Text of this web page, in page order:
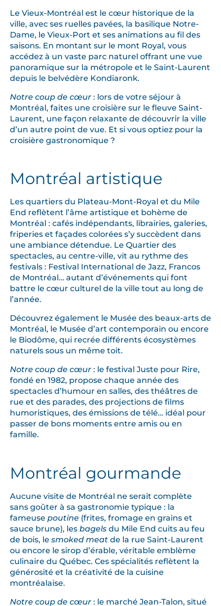
Le Vieux-Montréal est le cœur historique de la
ville, avec ses ruelles pavées, la basilique Notre-
Dame, le Vieux-Port et ses animations au fil des
saisons. En montant sur le mont Royal, vous
accédez à un vaste parc naturel offrant une vue
panoramique sur la métropole et le Saint-Laurent
depuis le belvédère Kondiaronk.
Notre coup de cœur : lors de votre séjour à
Montréal, faites une croisière sur le fleuve Saint-
Laurent, une façon relaxante de découvrir la ville
d’un autre point de vue. Et si vous optiez pour la
croisière gastronomique ?
Montréal artistique
Les quartiers du Plateau-Mont-Royal et du Mile
End reflètent l’âme artistique et bohème de
Montréal : cafés indépendants, librairies, galeries,
friperies et façades colorées s’y succèdent dans
une ambiance détendue. Le Quartier des
spectacles, au centre-ville, vit au rythme des
festivals : Festival International de Jazz, Francos
de Montréal… autant d’événements qui font
battre le cœur culturel de la ville tout au long de
l’année.
Découvrez également le Musée des beaux-arts de
Montréal, le Musée d’art contemporain ou encore
le Biodôme, qui recrée différents écosystèmes
naturels sous un même toit.
Notre coup de cœur : le festival Juste pour Rire,
fondé en 1982, propose chaque année des
spectacles d’humour en salles, des théâtres de
rue et des parades, des projections de films
humoristiques, des émissions de télé… idéal pour
passer de bons moments entre amis ou en
famille.
Montréal gourmande
Aucune visite de Montréal ne serait complète
sans goûter à sa gastronomie typique : la
fameuse poutine (frites, fromage en grains et
sauce brune), les bagels du Mile End cuits au feu
de bois, le smoked meat de la rue Saint-Laurent
ou encore le sirop d’érable, véritable emblème
culinaire du Québec. Ces spécialités reflètent la
générosité et la créativité de la cuisine
montréalaise.
Notre coup de cœur : le marché Jean-Talon, situé